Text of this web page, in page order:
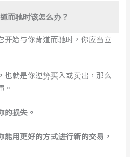
而驰时该怎么办？
开始与你背道而驰时，你应当立
也就是你逆势买入或卖出，那么
。
的损失。
用更好的方式进行新的交易，